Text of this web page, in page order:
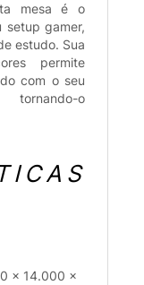
mesa é o
setup gamer,
estudo. Sua
permite
com o seu
o
x 14.000 x